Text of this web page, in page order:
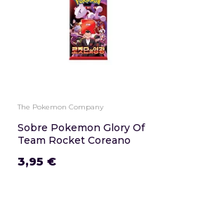
The Pokemon Company
Sobre Pokemon Glory Of
Team Rocket Coreano
3,95 €